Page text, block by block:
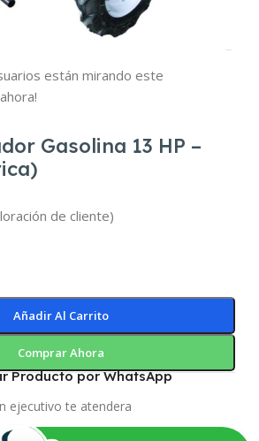
ampliar
están mirando este
Gasolina 13 HP –
de cliente)
Añadir Al Carrito
Comprar Ahora
Producto por WhatsApp
ejecutivo te atendera